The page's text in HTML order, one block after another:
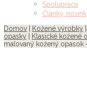
Spolupráca
Články,
Domov
Kožené výrobky
opasky
Klasické kožené
maľovaný kožený opasok